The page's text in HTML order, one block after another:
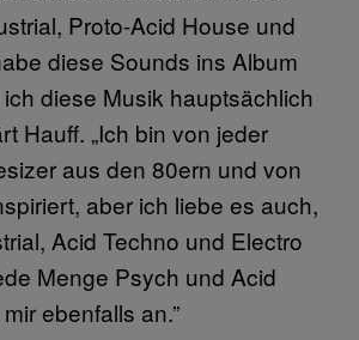
Proto-Acid House und
diese Sounds ins Album
diese Musik hauptsächlich
Hauff. „Ich bin von jeder
aus den 80ern und von
aber ich liebe es auch,
Acid Techno und Electro
Menge Psych und Acid
ebenfalls an.”